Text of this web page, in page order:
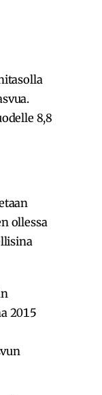
8,8
ollessa
2015